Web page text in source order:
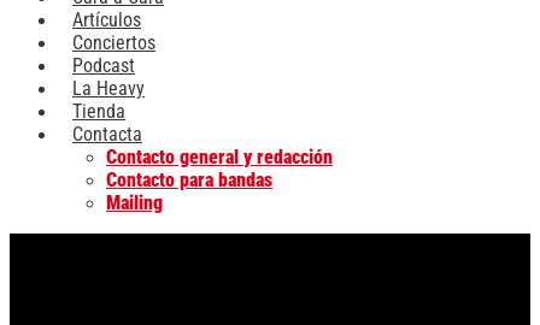
Artículos
Conciertos
Podcast
La Heavy
Tienda
Contacta
Contacto general y redacción
Contacto para bandas
Mailing